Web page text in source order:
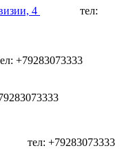
4
тел:
+79283073333
тел: +79283073333